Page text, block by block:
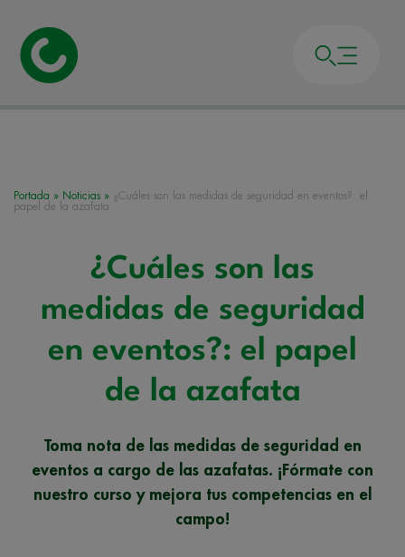
Portada » Noticias » ¿Cuáles son las medidas de seguridad en eventos?: el
papel de la azafata
¿Cuáles son las
medidas de seguridad
en eventos?: el papel
de la azafata
Toma nota de las medidas de seguridad en
eventos a cargo de las azafatas. ¡Fórmate con
nuestro curso y mejora tus competencias en el
campo!